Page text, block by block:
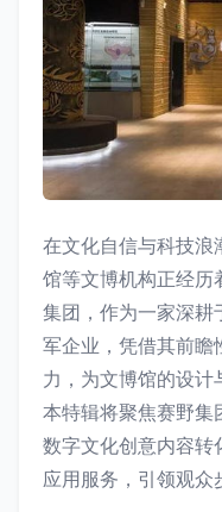
在文化自信与科技浪
馆等文博机构正经历
集团，作为一家深耕
军企业，凭借其前瞻
力，为文博馆的设计
本特辑将聚焦赛野集
数字文化创意内容转
应用服务，引领观众